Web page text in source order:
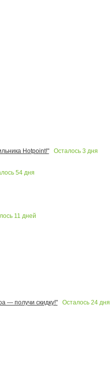
Hotpoint!" Осталось 3 дня
54дня
11 дней
— получи скидку!" Осталось 24дня